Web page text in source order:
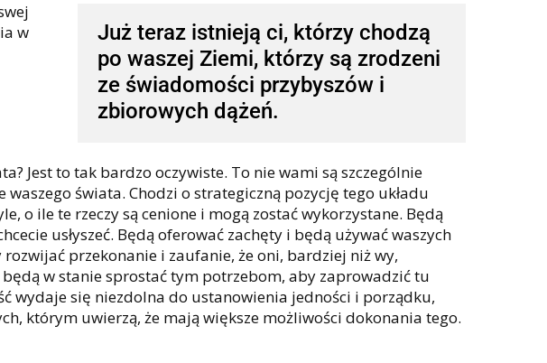
Już teraz istnieją ci, którzy chodzą
po waszej Ziemi, którzy są zrodzeni
ze świadomości przybyszów i
zbiorowych dążeń.
w
Jest to tak bardzo oczywiste. To nie wami są szczególnie
świata. Chodzi o strategiczną pozycję tego układu
o ile te rzeczy są cenione i mogą zostać wykorzystane. Będą
usłyszeć. Będą oferować zachęty i będą używać waszych
przekonanie i zaufanie, że oni, bardziej niż wy,
w stanie sprostać tym potrzebom, aby zaprowadzić tu
wydaje się niezdolna do ustanowienia jedności i porządku,
którym uwierzą, że mają większe możliwości dokonania tego.